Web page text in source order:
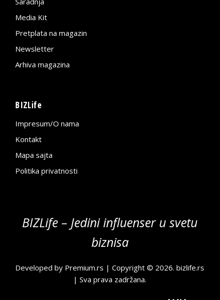
Media Kit
Pretplata na magazin
Newsletter
Arhiva magazina
BIZLife
Impresum/O nama
Kontakt
Mapa sajta
Politika privatnosti
BIZLife – Jedini influenser u svetu
biznisa
Developed by Premium.rs | Copyright © 2026.bizlife.rs
| Sva prava zadržana.